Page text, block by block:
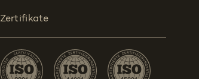
Zertifikate